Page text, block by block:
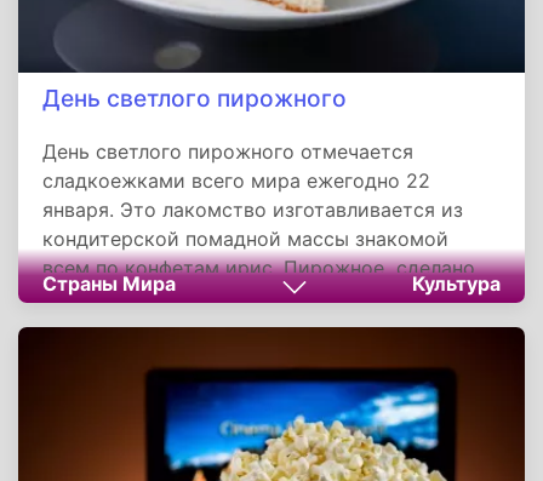
День светлого пирожного
День светлого пирожного отмечается
сладкоежками всего мира ежегодно 22
января. Это лакомство изготавливается из
кондитерской помадной массы знакомой
всем по конфетам ирис. Пирожное сделано
без какао-порошка, который заменяется
светло-коричневым сахаром. Этот вкусный
Страны Мира Культура